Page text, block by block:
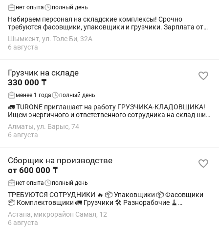
нет опыта полный день
Набираем персонал на складские комплексы! Срочно
требуются фасовщики, упаковщики и грузчики. Зарплата от
550 000 тг на руки, выплаты регулярные, опыт не требуется.
Проживание, питание и проезд до...
Шымкент, ул. Толе Би, 32А
6 августа
Грузчик на складе
330 000 ₸
менее 1 года полный день
🚛 TURONE приглашает на работу ГРУЗЧИКА-КЛАДОВЩИКА!
Ищем энергичного и ответственного сотрудника на склад шин
в Бурундае. 💰 Заработная плата: 330 000 тг 📅 График работы:
6/1 📍 Место работы:...
Алматы, ул. Барыс, 74
6 августа
Сборщик на производстве
от 600 000 ₸
нет опыта полный день
ТРЕБУЮТСЯ СОТРУДНИКИ 🔥 📦 Упаковщики 📦 Фасовщики
📦 Комплектовщики 🚛 Грузчики 🛠️ Разнорабочие 🧹
Уборщики 💰 Зарплата от 600 000 Т/месяц ✅ Без опыта —
обучаем на месте 🏠 Бесплатное жилье 🥗...
Астана, микрорайон Самал, 12
6 августа